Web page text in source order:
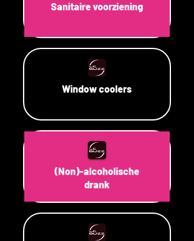
Sanitaire voorziening
Window coolers
(Non)-alcoholische
drank